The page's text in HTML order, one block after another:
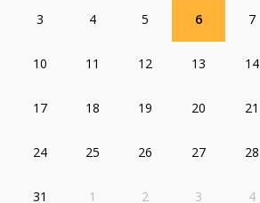
3 4 5 6 7
10 11 12 13 14
17 18 19 20 21
24 25 26 27 28
31 1 2 3 4